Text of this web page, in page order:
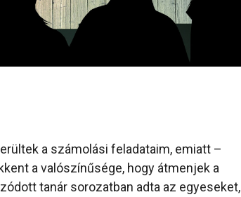
a számolási feladataim, emiatt –
a valószínűsége, hogy átmenjek a
tanár sorozatban adta az egyeseket,